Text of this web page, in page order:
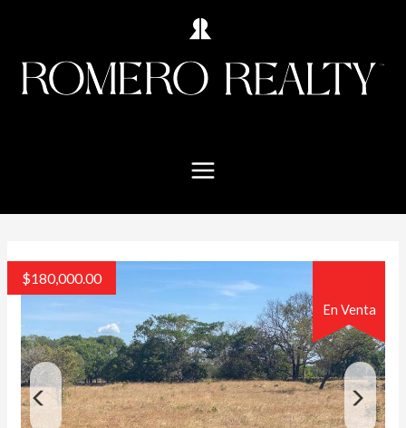
En Venta
$180,000.00